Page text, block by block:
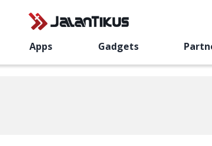
Apps Gadgets